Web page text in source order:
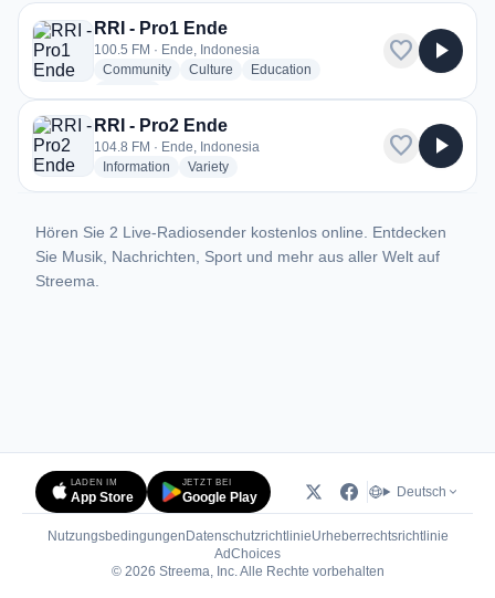
2 Radiosender aus Ende
RRI - Pro1 Ende
100.5 FM · Ende, Indonesia
Communityradio stations
Culture radio stations
Education
favorite play_arrow
RRI - Pro2 Ende
104.8 FM · Ende, Indonesia
Information radio stations
Varietyradio stations
favorite play_arrow
Hören Sie 2 Live-Radiosender kostenlos online. Entdecken
Sie Musik, Nachrichten, Sport und mehr aus aller Welt auf
Streema.
LADEN IM
App Store
JETZT BEI
Google Play Deutsch
Nutzungsbedingungen DatenschutzrichtlinieUrheberrechtsrichtlinie
AdChoices(öffnet in neuem Tab)
© 2026 Streema, Inc. Alle Rechte vorbehalten